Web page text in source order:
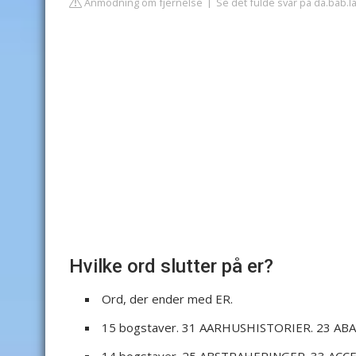
Hvilke ord slutter på er?
Ord, der ender med ER.
15 bogstaver. 31 AARHUSHISTORIER. 23